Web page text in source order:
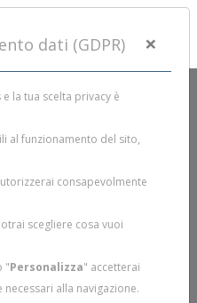
dati (GDPR) ×
la tua scelta privacy è
al funzionamento del sito,
consapevolmente
scegliere cosa vuoi
"Personalizza" accetterai
alla navigazione.